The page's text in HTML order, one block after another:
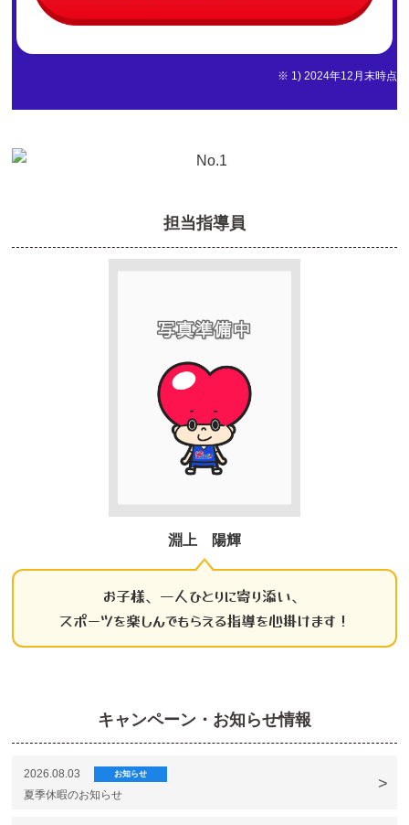
※ 1) 2024年12月末時点
担当指導員
淵上 陽輝
お子様、一人ひとりに寄り添い、
スポーツを楽しんでもらえる指導を心掛けます！
キャンペーン・お知らせ情報
2026.08.03 お知らせ
夏季休暇のお知らせ